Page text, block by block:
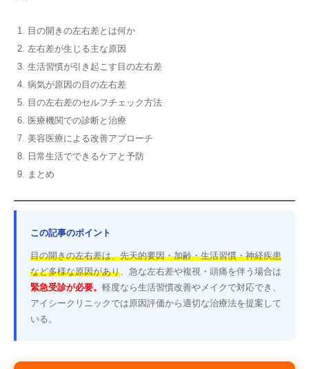
目の開きの左右差とは何か
左右差が生じる主な原因
生活習慣が引き起こす目の左右差
病気が原因の目の左右差
目の左右差のセルフチェック方法
医療機関での診断と治療
美容医療による改善アプローチ
日常生活でできるケアと予防
まとめ
この記事のポイント
目の開きの左右差は、先天的要因・加齢・生活習慣・神経疾患
など多様な原因があり、急な左右差や複視・頭痛を伴う場合は
緊急受診が必要。 軽度なら生活習慣改善やメイクで対応でき、
アイシークリニックでは原因評価から適切な治療法を提案して
いる。